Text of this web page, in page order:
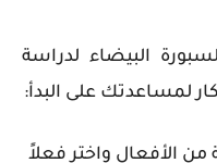
البيضاء لدراسة
لمساعدتك على البدأ:
من الأفعال واختر فعلاً